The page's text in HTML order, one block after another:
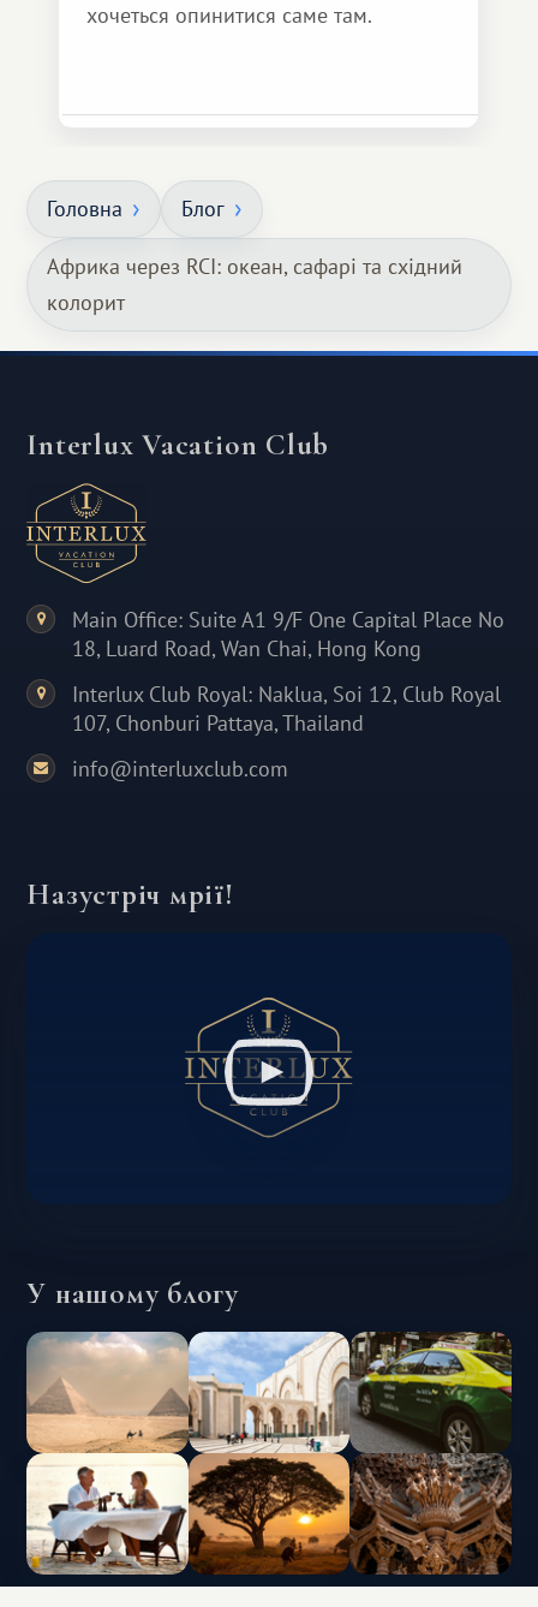
хочеться опинитися саме там.
Головна Блог
Африка через RCI: океан, сафарі та східний
колорит
Interlux Vacation Club
Main Office: Suite A1 9/F One Capital Place No
18, Luard Road, Wan Chai, Hong Kong
Interlux Club Royal: Naklua, Soi 12, Club Royal
107, Chonburi Pattaya, Thailand
info@interluxclub.com
Назустріч мрії!
У нашому блогу